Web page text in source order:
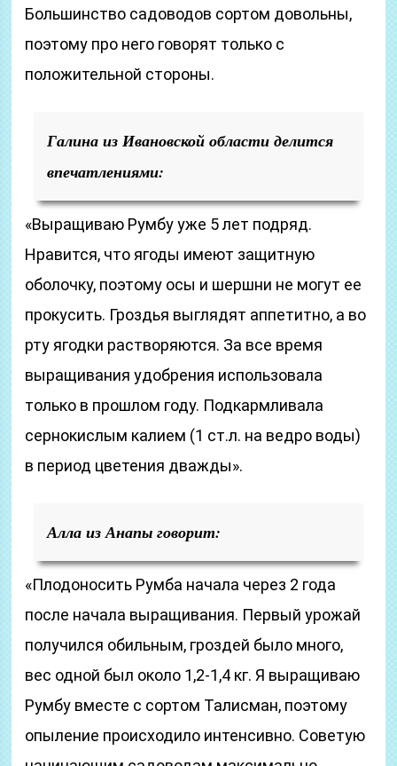
Большинство садоводов сортом довольны,
поэтому про него говорят только с
положительной стороны.
Галина из Ивановской области делится
впечатлениями:
«Выращиваю Румбу уже 5 лет подряд.
Нравится, что ягоды имеют защитную
оболочку, поэтому осы и шершни не могут ее
прокусить. Гроздья выглядят аппетитно, а во
рту ягодки растворяются. За все время
выращивания удобрения использовала
только в прошлом году. Подкармливала
сернокислым калием (1 ст.л. на ведро воды)
в период цветения дважды».
Алла из Анапы говорит:
«Плодоносить Румба начала через 2 года
после начала выращивания. Первый урожай
получился обильным, гроздей было много,
вес одной был около 1,2-1,4 кг. Я выращиваю
Румбу вместе с сортом Талисман, поэтому
опыление происходило интенсивно. Советую